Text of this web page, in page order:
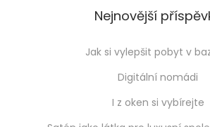
Nejnovější
Jak si vylepšit pobyt v
Digitální nomádi
I z oken si vybírejte